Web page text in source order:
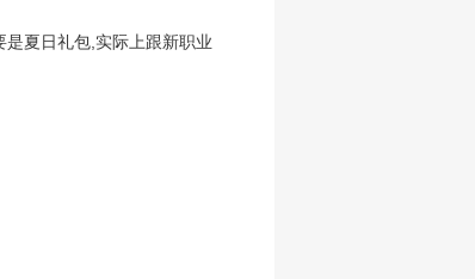
夏日礼包,实际上跟新职业